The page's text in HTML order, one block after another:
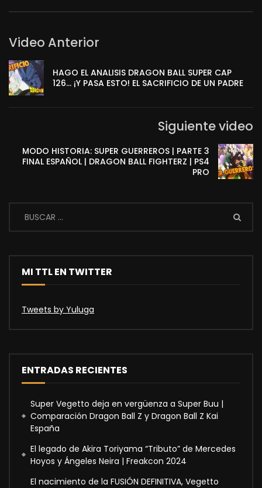
Video Anterior
HAGO EL ANALISIS DRAGON BALL SUPER CAP
126… ¡Y PASA ESTO! EL SACRIFICIO DE UN PADRE
Siguiente video
MODO HISTORIA: SUPER GUERREROS | PARTE 3
FINAL ESPAÑOL | DRAGON BALL FIGHTERZ | PS4
PRO
MI TTL EN TWITTER
Tweets by Yuluga
ENTRADAS RECIENTES
Super Vegetto deja en vergüenza a Super Buu |
Comparación Dragon Ball Z y Dragon Ball Z Kai
España
El legado de Akira Toriyama “Tributo” de Mercedes
Hoyos y Ángeles Neira | Freakcon 2024
El nacimiento de la FUSIÓN DEFINITIVA, Vegetto